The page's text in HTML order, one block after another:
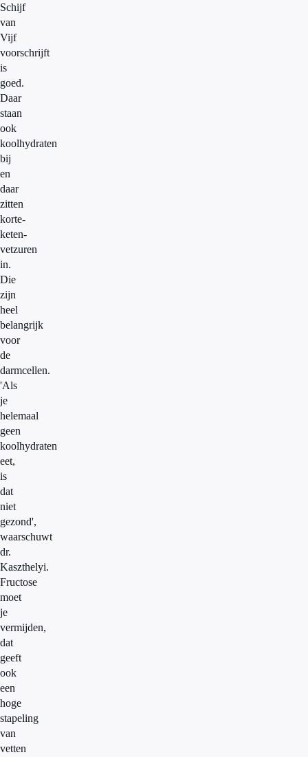
Schijf
van
Vijf
voorschrijft
is
goed.
Daar
staan
ook
koolhydraten
bij
en
daar
zitten
korte-
keten-
vetzuren
in.
Die
zijn
heel
belangrijk
voor
de
darmcellen.
'Als
je
helemaal
geen
koolhydraten
eet,
is
dat
niet
gezond',
waarschuwt
dr.
Kaszthelyi.
Fructose
moet
je
vermijden,
dat
geeft
ook
een
hoge
stapeling
van
vetten